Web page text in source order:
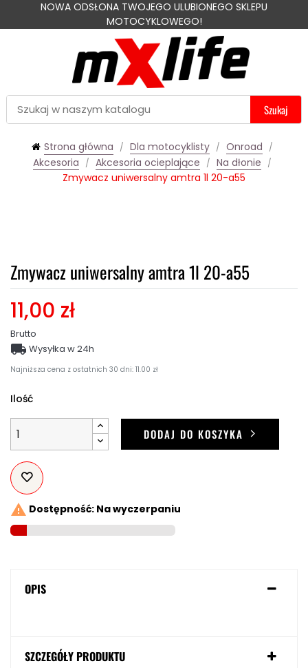
NOWA ODSŁONA TWOJEGO ULUBIONEGO SKLEPU
MOTOCYKLOWEGO!
Szukaj
Strona główna Dla motocyklisty
Onroad
Akcesoria
Akcesoria ocieplające
Na dłonie
Zmywacz uniwersalny amtra 1l 20-a55
Zmywacz uniwersalny amtra 1l 20-a55
11,00 zł
Brutto
Najniższa cena z ostatnich 30 dni: 11.00 zł
 Wysyłka w 24h
Ilość
DODAJ DO KOSZYKA
 Dostępność: Na wyczerpaniu
OPIS
SZCZEGÓŁY PRODUKTU